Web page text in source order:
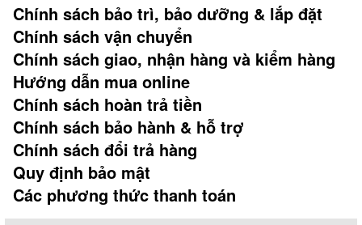
Chính sách bảo trì, bảo dưỡng & lắp đặt
Chính sách vận chuyển
Chính sách giao, nhận hàng và kiểm hàng
Hướng dẫn mua online
Chính sách hoàn trả tiền
Chính sách bảo hành & hỗ trợ
Chính sách đổi trả hàng
Quy định bảo mật
Các phương thức thanh toán